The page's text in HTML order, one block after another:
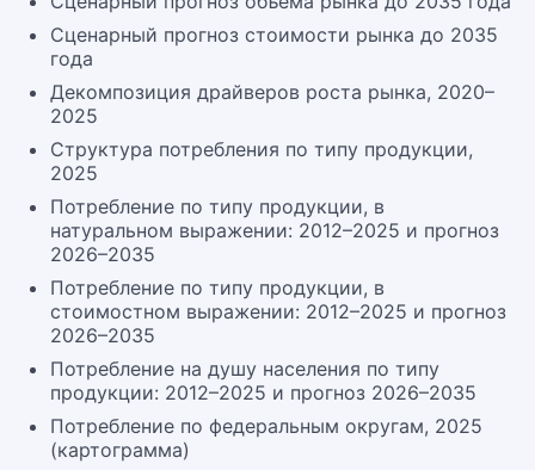
Сценарный прогноз стоимости рынка до 2035
года
Декомпозиция драйверов роста рынка, 2020–
2025
Структура потребления по типу продукции,
2025
Потребление по типу продукции, в
натуральном выражении: 2012–2025 и прогноз
2026–2035
Потребление по типу продукции, в
стоимостном выражении: 2012–2025 и прогноз
2026–2035
Потребление на душу населения по типу
продукции: 2012–2025 и прогноз 2026–2035
Потребление по федеральным округам, 2025
(картограмма)